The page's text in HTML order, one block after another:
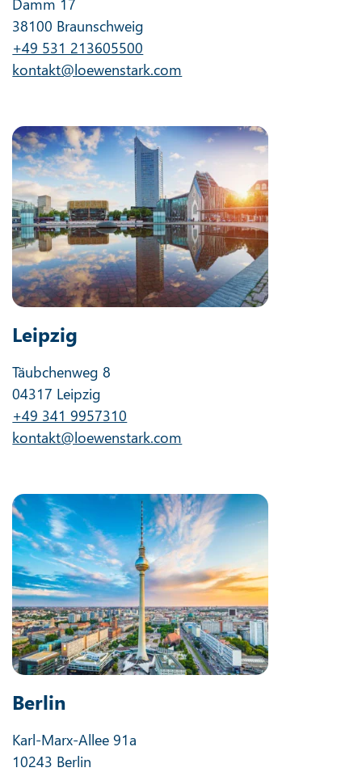
Damm 17
38100 Braunschweig
+49 531 213605500
kontakt@loewenstark.com
Leipzig
Täubchenweg 8
04317 Leipzig
+49 341 9957310
kontakt@loewenstark.com
Berlin
Karl-Marx-Allee 91a
10243 Berlin